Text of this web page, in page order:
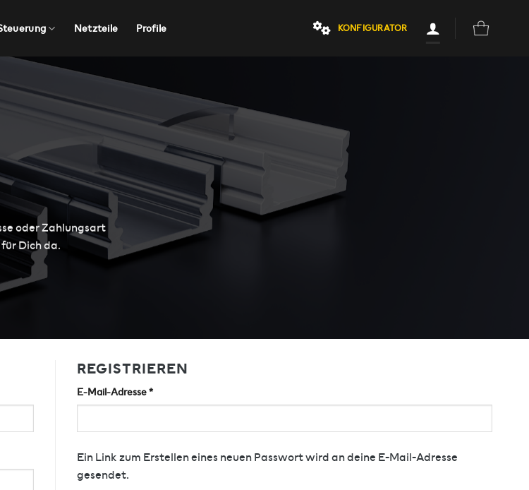
Netzteile Profile KONFIGURATOR
oder Zahlungsart
Dich da.
REGISTRIEREN
E-Mail-Adresse*Erforderlich
Ein Link zum Erstellen eines neuen Passwort wird an deine E-Mail-Adresse
gesendet.